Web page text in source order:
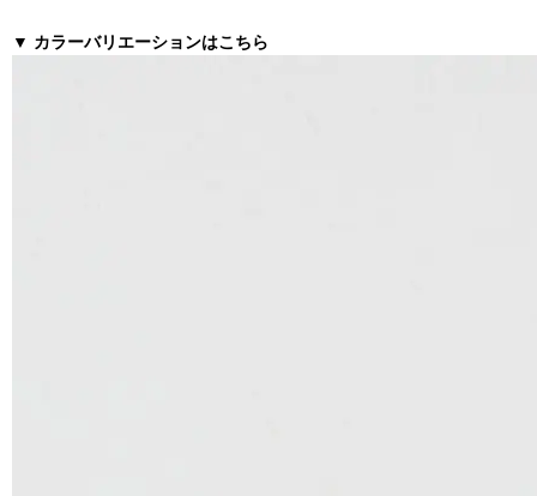
▼ カラーバリエーションはこちら